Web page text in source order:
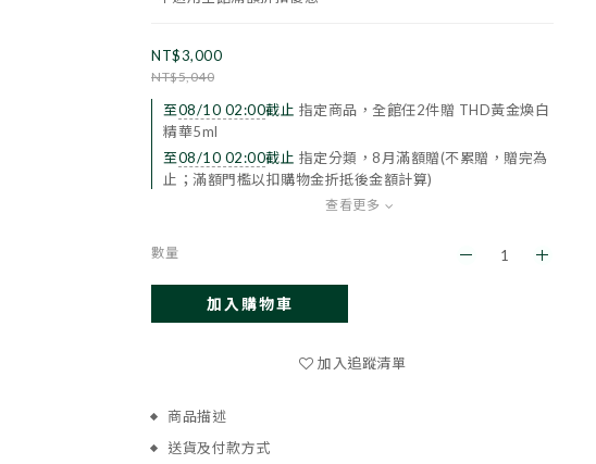
NT$3,000
NT$5,040
至08/10 02:00截止 指定商品，全館任2件贈 THD黃金煥白
精華5ml
至08/10 02:00截止 指定分類，8月滿額贈(不累贈，贈完為
止；滿額門檻以扣購物金折抵後金額計算)
查看更多
數量
加入購物車
加入追蹤清單
商品描述
送貨及付款方式